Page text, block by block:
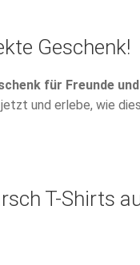
Geschenk!
für Freunde
und erlebe, wie
T-Shirts